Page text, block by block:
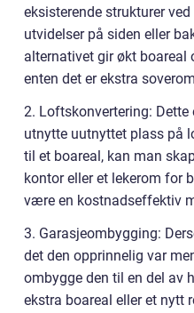
eksisterende strukturer
utvidelser på siden eller
alternativet gir økt boareal
enten det er ekstra
2. Loftskonvertering:
utnytte uutnyttet plass på
til et boareal, kan man
kontor eller et lekerom for
være en kostnadseffektiv
3. Garasjeombygging:
det den opprinnelig var
ombygge den til en del av
ekstra boareal eller et nytt